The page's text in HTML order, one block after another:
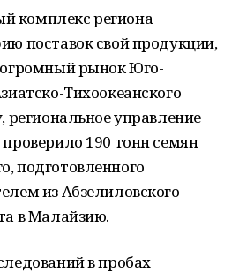
комплекс региона
поставок свой продукции,
рынок Юго-
Тихоокеанского
региональное управление
190 тонн семян
подготовленного
из Абзелиловского
в Малайзию.
в пробах